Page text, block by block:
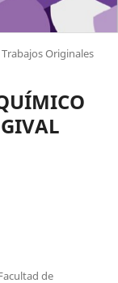
Trabajos Originales
de